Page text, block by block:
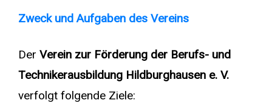
Zweck und Aufgaben des Vereins
Der Verein zur Förderung der Berufs- und
Technikerausbildung Hildburghausen e. V.
verfolgt folgende Ziele: